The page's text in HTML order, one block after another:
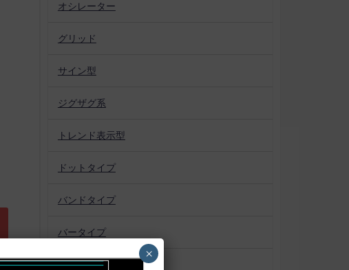
オシレーター
グリッド
サイン型
ジグザグ系
トレンド表示型
ドットタイプ
バンドタイプ
バータイプ
パターン認識
×